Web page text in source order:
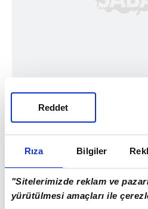
Rıza Bilgiler
"Sitelerimizde reklam ve
yürütülmesi amaçları ile
Reddet
#ARAPÇA